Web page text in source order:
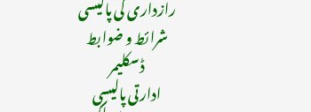
رازداری کی پالیسی
شرائط و ضوابط
ڈسکلیمر
ادارتی پالیسی